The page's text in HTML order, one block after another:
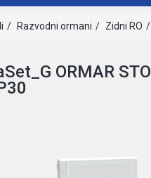
Razvodni ormani Zidni RO
ORMAR